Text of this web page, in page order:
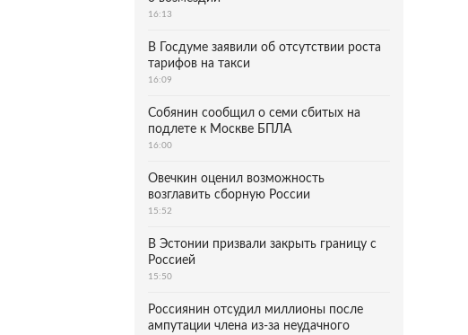
16:13
В Госдуме заявили об отсутствии роста
тарифов на такси
16:09
Собянин сообщил о семи сбитых на
подлете к Москве БПЛА
16:00
Овечкин оценил возможность
возглавить сборную России
15:52
В Эстонии призвали закрыть границу с
Россией
15:50
Россиянин отсудил миллионы после
ампутации члена из-за неудачного